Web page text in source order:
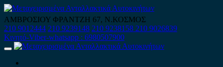
Skip
to
content
ΑΜΒΡΟΣΙΟΥ ΦΡΑΝΤΖΗ 67, Ν.ΚΟΣΜΟΣ
210 9012444 210 9239148 210 9238158 210 9026839
Κινητό-Viber-whatsapp : 6980507900
Primary